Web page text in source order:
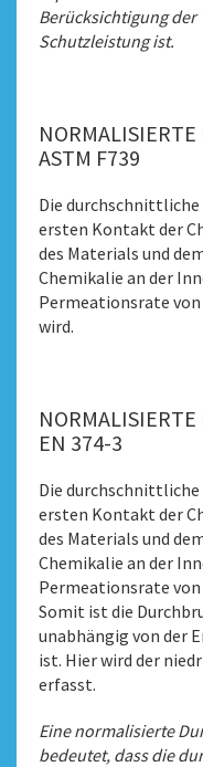
Berücksichtigung der
Schutzleistung ist.
ASTM F739
Die
ersten Kontakt der
des Materials und
Chemikalie an der
Permeationsrate
wird.
EN 374-3
Die
ersten Kontakt der
des Materials und
Chemikalie an der
Permeationsrate
Somit ist die
unabhängig von der
ist. Hier wird der
erfasst.
Eine normalisierte
bedeutet, dass die